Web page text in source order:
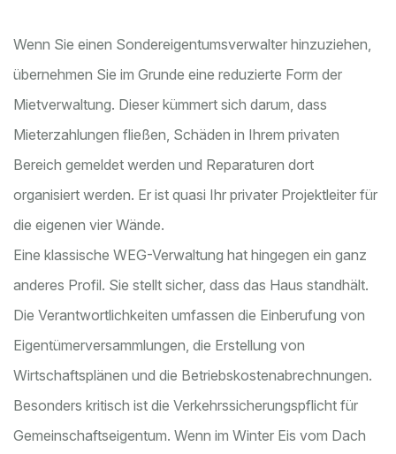
Wenn Sie einen Sondereigentumsverwalter hinzuziehen,
übernehmen Sie im Grunde eine reduzierte Form der
Mietverwaltung. Dieser kümmert sich darum, dass
Mieterzahlungen fließen, Schäden in Ihrem privaten
Bereich gemeldet werden und Reparaturen dort
organisiert werden. Er ist quasi Ihr privater Projektleiter für
die eigenen vier Wände.
Eine klassische WEG-Verwaltung hat hingegen ein ganz
anderes Profil. Sie stellt sicher, dass das Haus standhält.
Die Verantwortlichkeiten umfassen die Einberufung von
Eigentümerversammlungen, die Erstellung von
Wirtschaftsplänen und die Betriebskostenabrechnungen.
Besonders kritisch ist die Verkehrssicherungspflicht für
Gemeinschaftseigentum. Wenn im Winter Eis vom Dach